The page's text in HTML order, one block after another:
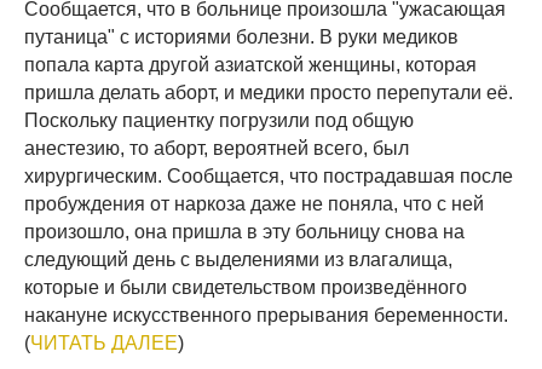
Сообщается, что в больнице произошла "ужасающая
путаница" с историями болезни. В руки медиков
попала карта другой азиатской женщины, которая
пришла делать аборт, и медики просто перепутали её.
Поскольку пациентку погрузили под общую
анестезию, то аборт, вероятней всего, был
хирургическим. Сообщается, что пострадавшая после
пробуждения от наркоза даже не поняла, что с ней
произошло, она пришла в эту больницу снова на
следующий день с выделениями из влагалища,
которые и были свидетельством произведённого
накануне искусственного прерывания беременности.
(ЧИТАТЬ ДАЛЕЕ)